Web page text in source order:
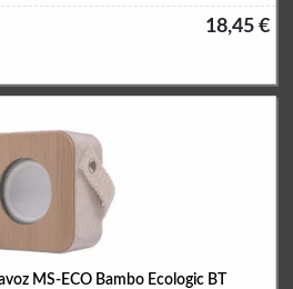
18,45 €
MS-ECO Bambo Ecologic BT